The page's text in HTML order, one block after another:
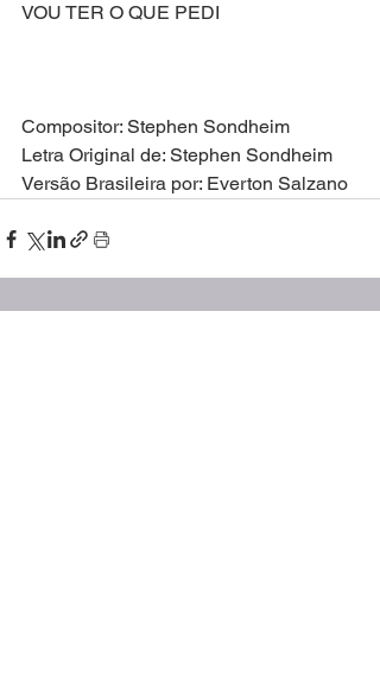
VOU TER O QUE PEDI
Compositor: Stephen Sondheim
Letra Original de: Stephen Sondheim
Versão Brasileira por: Everton Salzano